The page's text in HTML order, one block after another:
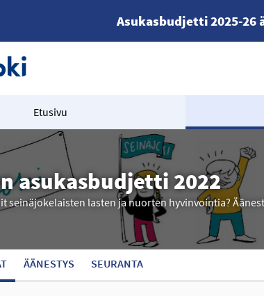
Asukasbudjetti 2025-
Etusivu
asukasbudjetti 2022
seinäjokelaisten lasten ja nuorten hyvinvointia?
ÄÄNESTYS SEURANTA